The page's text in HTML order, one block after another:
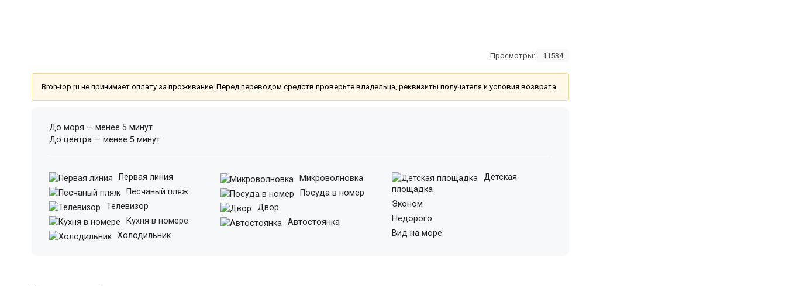
Просмотры: 11534
Bron-top.ru не принимает оплату за проживание. Перед переводом средств проверьте владельца, реквизиты получателя и условия возврата.
До моря — менее 5 минут
До центра — менее 5 минут
Первая линия
Песчаный пляж
Телевизор
Кухня в номере
Холодильник
Микроволновка
Посуда в номер
Двор
Автостоянка
Детская
площадка
Эконом
Недорого
Вид на море